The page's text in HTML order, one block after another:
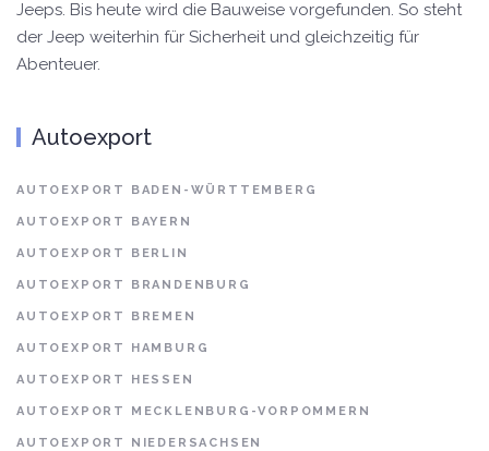
Jeeps. Bis heute wird die Bauweise vorgefunden. So steht
der Jeep weiterhin für Sicherheit und gleichzeitig für
Abenteuer.
Autoexport
AUTOEXPORT BADEN-WÜRTTEMBERG
AUTOEXPORT BAYERN
AUTOEXPORT BERLIN
AUTOEXPORT BRANDENBURG
AUTOEXPORT BREMEN
AUTOEXPORT HAMBURG
AUTOEXPORT HESSEN
AUTOEXPORT MECKLENBURG-VORPOMMERN
AUTOEXPORT NIEDERSACHSEN